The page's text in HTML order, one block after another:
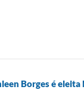
Borges é